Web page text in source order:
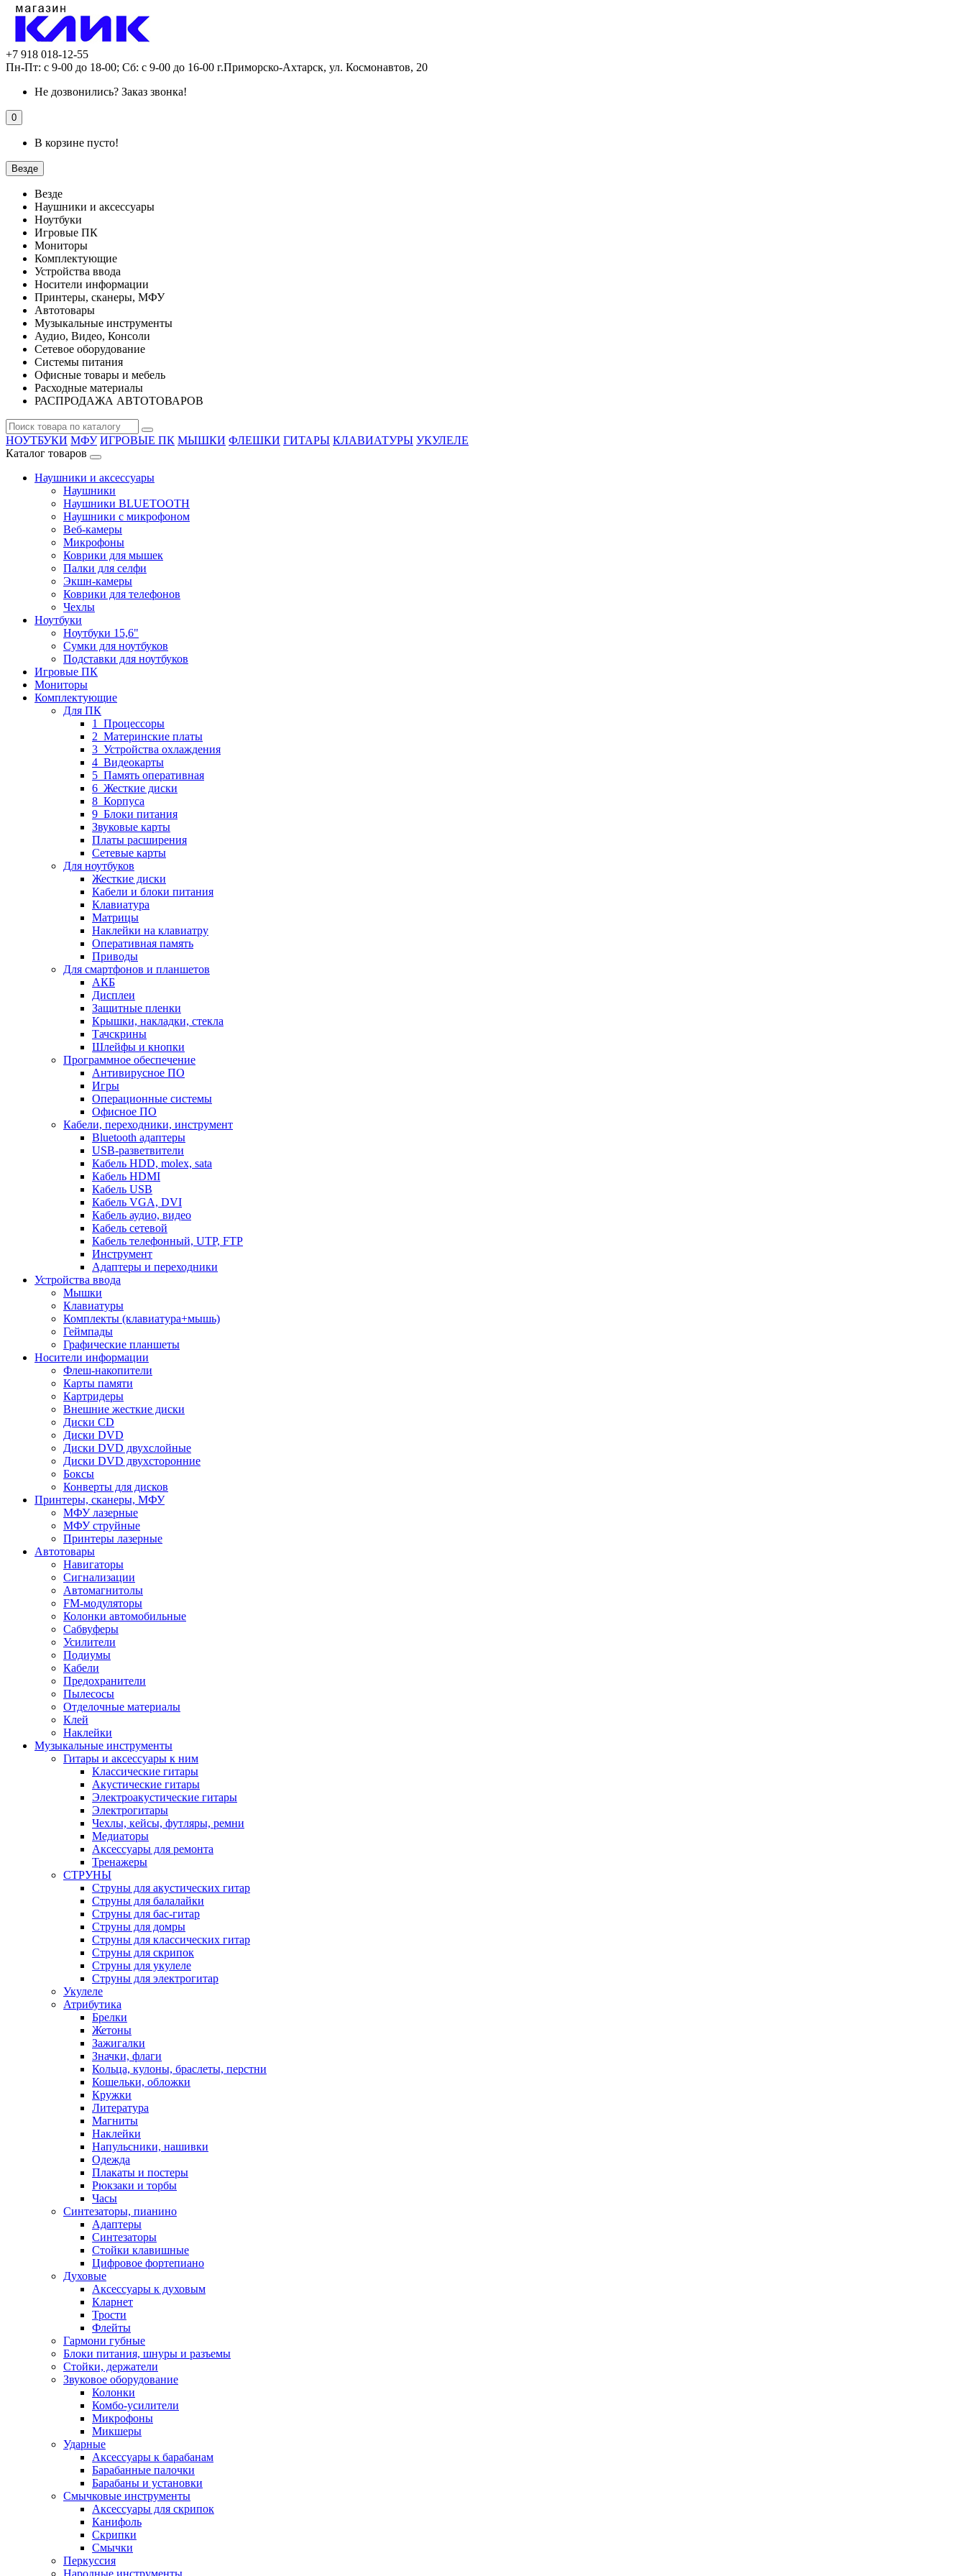
+7 918 018-12-55
Пн-Пт: с 9-00 до 18-00; Сб: с 9-00 до 16-00 г.Приморско-Ахтарск, ул. Космонавтов, 20
Не дозвонились? Заказ звонка!
0
В корзине пусто!
Везде
Везде
Наушники и аксессуары
Ноутбуки
Игровые ПК
Мониторы
Комплектующие
Устройства ввода
Носители информации
Принтеры, сканеры, МФУ
Автотовары
Музыкальные инструменты
Аудио, Видео, Консоли
Сетевое оборудование
Системы питания
Офисные товары и мебель
Расходные материалы
РАСПРОДАЖА АВТОТОВАРОВ
НОУТБУКИ МФУ ИГРОВЫЕ ПК МЫШКИ ФЛЕШКИ ГИТАРЫ КЛАВИАТУРЫ УКУЛЕЛЕ
Каталог товаров
Наушники и аксессуары
Наушники
Наушники BLUETOOTH
Наушники с микрофоном
Веб-камеры
Микрофоны
Коврики для мышек
Палки для селфи
Экшн-камеры
Коврики для телефонов
Чехлы
Ноутбуки
Ноутбуки 15,6"
Сумки для ноутбуков
Подставки для ноутбуков
Игровые ПК
Мониторы
Комплектующие
Для ПК
1_Процессоры
2_Материнские платы
3_Устройства охлаждения
4_Видеокарты
5_Память оперативная
6_Жесткие диски
8_Корпуса
9_Блоки питания
Звуковые карты
Платы расширения
Сетевые карты
Для ноутбуков
Жесткие диски
Кабели и блоки питания
Клавиатура
Матрицы
Наклейки на клавиатру
Оперативная память
Приводы
Для смартфонов и планшетов
АКБ
Дисплеи
Защитные пленки
Крышки, накладки, стекла
Тачскрины
Шлейфы и кнопки
Программное обеспечение
Антивирусное ПО
Игры
Операционные системы
Офисное ПО
Кабели, переходники, инструмент
Bluetooth адаптеры
USB-разветвители
Кабель HDD, molex, sata
Кабель HDMI
Кабель USB
Кабель VGA, DVI
Кабель аудио, видео
Кабель сетевой
Кабель телефонный, UTP, FTP
Инструмент
Адаптеры и переходники
Устройства ввода
Мышки
Клавиатуры
Комплекты (клавиатура+мышь)
Геймпады
Графические планшеты
Носители информации
Флеш-накопители
Карты памяти
Картридеры
Внешние жесткие диски
Диски CD
Диски DVD
Диски DVD двухслойные
Диски DVD двухсторонние
Боксы
Конверты для дисков
Принтеры, сканеры, МФУ
МФУ лазерные
МФУ струйные
Принтеры лазерные
Автотовары
Навигаторы
Сигнализации
Автомагнитолы
FM-модуляторы
Колонки автомобильные
Сабвуферы
Усилители
Подиумы
Кабели
Предохранители
Пылесосы
Отделочные материалы
Клей
Наклейки
Музыкальные инструменты
Гитары и аксессуары к ним
Классические гитары
Акустические гитары
Электроакустические гитары
Электрогитары
Чехлы, кейсы, футляры, ремни
Медиаторы
Аксессуары для ремонта
Тренажеры
СТРУНЫ
Струны для акустических гитар
Струны для балалайки
Струны для бас-гитар
Струны для домры
Струны для классических гитар
Струны для скрипок
Струны для укулеле
Струны для электрогитар
Укулеле
Атрибутика
Брелки
Жетоны
Зажигалки
Значки, флаги
Кольца, кулоны, браслеты, перстни
Кошельки, обложки
Кружки
Литература
Магниты
Наклейки
Напульсники, нашивки
Одежда
Плакаты и постеры
Рюкзаки и торбы
Часы
Синтезаторы, пианино
Адаптеры
Синтезаторы
Стойки клавишные
Цифровое фортепиано
Духовые
Аксессуары к духовым
Кларнет
Трости
Флейты
Гармони губные
Блоки питания, шнуры и разъемы
Стойки, держатели
Звуковое оборудование
Колонки
Комбо-усилители
Микрофоны
Микшеры
Ударные
Аксессуары к барабанам
Барабанные палочки
Барабаны и установки
Смычковые инструменты
Аксессуары для скрипок
Канифоль
Скрипки
Смычки
Перкуссия
Народные инструменты